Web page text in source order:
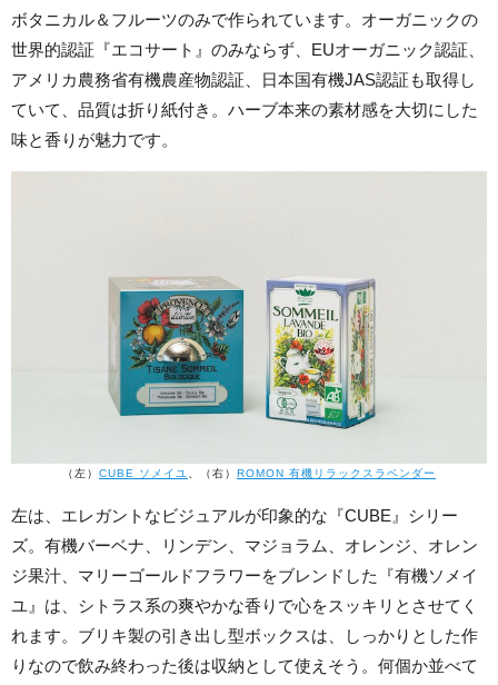
ボタニカル＆フルーツのみで作られています。オーガニックの
世界的認証『エコサート』のみならず、EUオーガニック認証、
アメリカ農務省有機農産物認証、日本国有機JAS認証も取得し
ていて、品質は折り紙付き。ハーブ本来の素材感を大切にした
味と香りが魅力です。
（左） CUBE ソメイユ 、（右） ROMON 有機リラックスラベンダー
左は、エレガントなビジュアルが印象的な『CUBE』シリー
ズ。有機バーベナ、リンデン、マジョラム、オレンジ、オレン
ジ果汁、マリーゴールドフラワーをブレンドした『有機ソメイ
ユ』は、シトラス系の爽やかな香りで心をスッキリとさせてく
れます。ブリキ製の引き出し型ボックスは、しっかりとした作
りなので飲み終わった後は収納として使えそう。何個か並べて